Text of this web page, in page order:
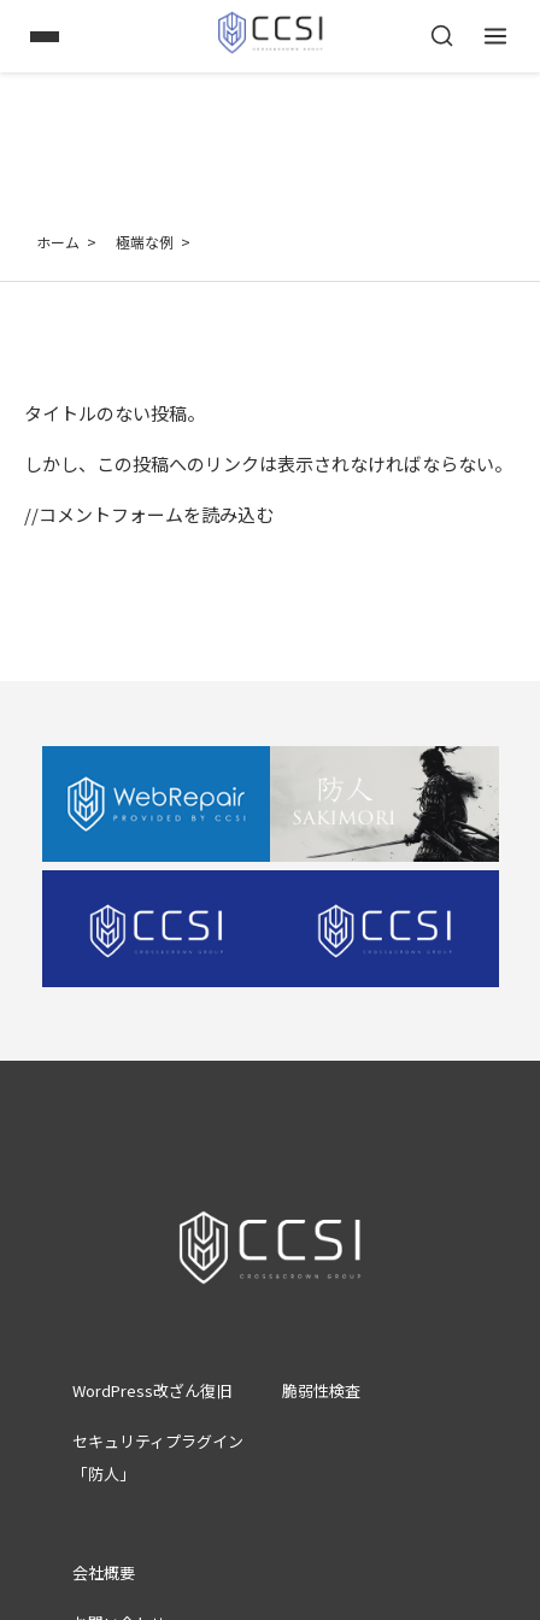
ホーム 極端な例
タイトルのない投稿。
しかし、この投稿へのリンクは表示されなければならない。
//コメントフォームを読み込む
WordPress改ざん復旧
セキュリティプラグイン
「防人」
脆弱性検査
会社概要